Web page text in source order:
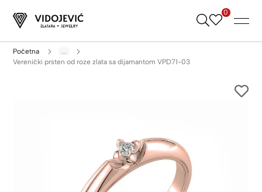
Skip
0
Početna
...
Verenički prsten od roze zlata sa dijamantom VPD71-03